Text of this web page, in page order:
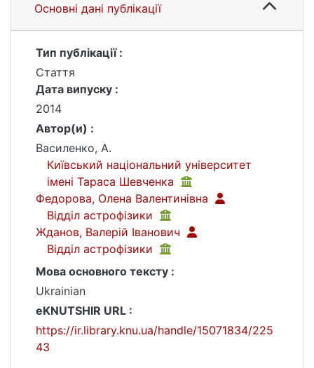
Основні дані публікації
Тип публікації :
Стаття
Дата випуску :
2014
Автор(и) :
Василенко, А.
Київський національний університет
імені Тараса Шевченка
Федорова, Олена Валентинівна
Відділ астрофізики
Жданов, Валерій Іванович
Відділ астрофізики
Мова основного тексту :
Ukrainian
eKNUTSHIR URL :
https://ir.library.knu.ua/handle/15071834/225
43